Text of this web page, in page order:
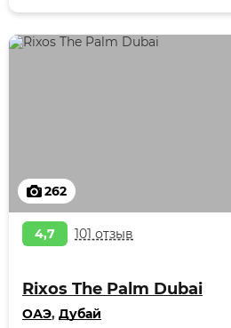
262
4,7 101 отзыв
Rixos The Palm Dubai
ОАЭ, Дубай